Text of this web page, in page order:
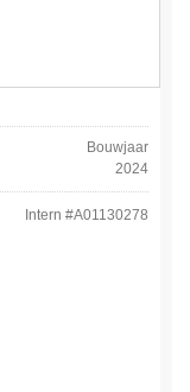
Bouwjaar
2024
Intern #A01130278